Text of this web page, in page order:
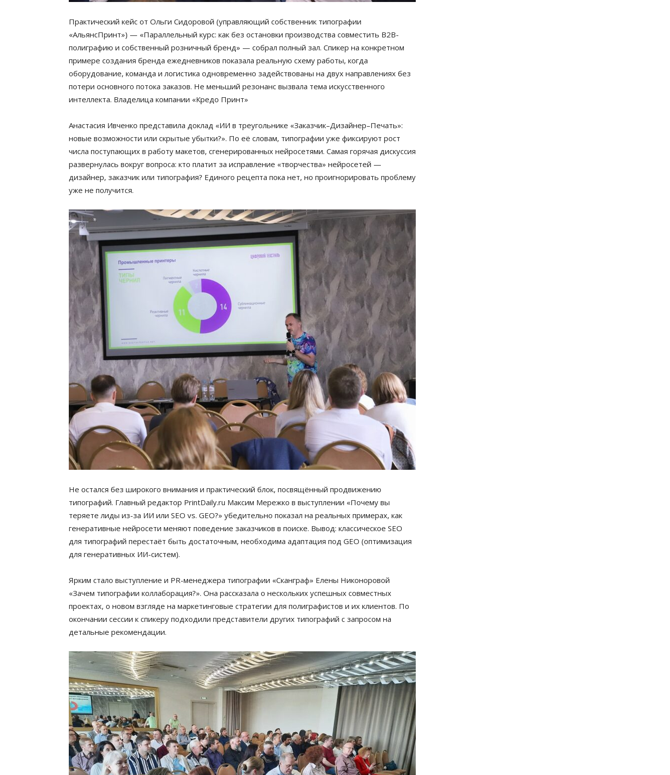
Практический кейс от Ольги Сидоровой (управляющий собственник типографии
«АльянсПринт») — «Параллельный курс: как без остановки производства совместить B2B-
полиграфию и собственный розничный бренд» — собрал полный зал. Спикер на конкретном
примере создания бренда ежедневников показала реальную схему работы, когда
оборудование, команда и логистика одновременно задействованы на двух направлениях без
потери основного потока заказов. Не меньший резонанс вызвала тема искусственного
интеллекта. Владелица компании «Кредо Принт»
Анастасия Ивченко представила доклад «ИИ в треугольнике «Заказчик–Дизайнер–Печать»:
новые возможности или скрытые убытки?». По её словам, типографии уже фиксируют рост
числа поступающих в работу макетов, сгенерированных нейросетями. Самая горячая дискуссия
развернулась вокруг вопроса: кто платит за исправление «творчества» нейросетей —
дизайнер, заказчик или типография? Единого рецепта пока нет, но проигнорировать проблему
уже не получится.
Не остался без широкого внимания и практический блок, посвящённый продвижению
типографий. Главный редактор PrintDaily.ru Максим Мережко в выступлении «Почему вы
теряете лиды из-за ИИ или SEO vs. GEO?» убедительно показал на реальных примерах, как
генеративные нейросети меняют поведение заказчиков в поиске. Вывод: классическое SEO
для типографий перестаёт быть достаточным, необходима адаптация под GEO (оптимизация
для генеративных ИИ-систем).
Ярким стало выступление и PR-менеджера типографии «Сканграф» Елены Никоноровой
«Зачем типографии коллаборация?». Она рассказала о нескольких успешных совместных
проектах, о новом взгляде на маркетинговые стратегии для полиграфистов и их клиентов. По
окончании сессии к спикеру подходили представители других типографий с запросом на
детальные рекомендации.